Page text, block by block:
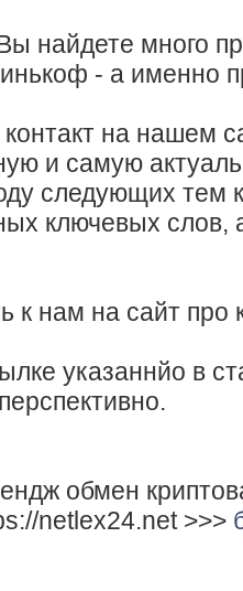
найдете много
- а именно
на нашем
и самую
следующих тем
ключевых слов,
к нам на сайт про
указаннйо в
обмен
netlex24.net >>>